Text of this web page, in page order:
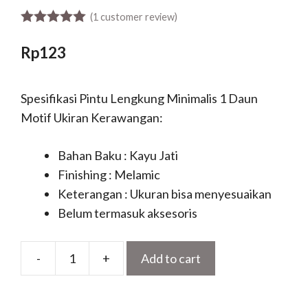
(1 customer review)
Rp123
Spesifikasi Pintu Lengkung Minimalis 1 Daun
Motif Ukiran Kerawangan:
Bahan Baku : Kayu Jati
Finishing : Melamic
Keterangan : Ukuran bisa menyesuaikan
Belum termasuk aksesoris
-
Pintu
+ Add to cart